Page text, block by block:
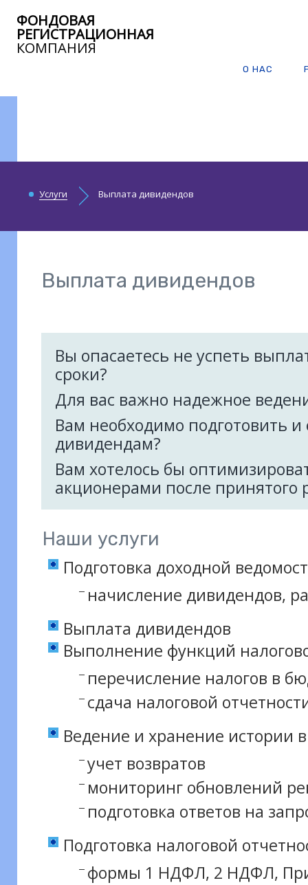
ФОНДОВАЯ
РЕГИСТРАЦИОННАЯ
КОМПАНИЯ
О НАС
Услуги Выплата дивидендов
Выплата дивидендов
Вы опасаетесь не успеть
сроки?
Для вас важно надежное
Вам необходимо подготовить
дивидендам?
Вам хотелось бы
акционерами после
Наши услуги
Подготовка доходной
начисление дивидендов,
Выплата дивидендов
Выполнение функций
перечисление налогов в
сдача налоговой
Ведение и хранение истории
учет возвратов
мониторинг обновлений
подготовка ответов на
Подготовка налоговой
формы 1 НДФЛ, 2 НДФЛ,